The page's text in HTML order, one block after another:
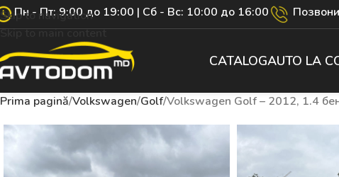
Skip to navigation
Skip to main content
Пн - Пт: 9:00 до 19:00 | Сб - Вс: 10:00 до 16:00
CATALOGAUTO LA
Prima pagină Volkswagen Golf Volkswagen Golf – 2012, 1.4